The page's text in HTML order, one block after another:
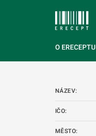
O ERECEPTU
NÁZEV:
IČO:
MĚSTO: